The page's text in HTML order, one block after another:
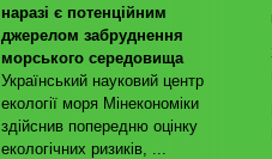
наразі є потенційним
джерелом забруднення
морського середовища
Український науковий центр
екології моря Мінекономіки
здійснив попередню оцінку
екологічних ризиків, ...